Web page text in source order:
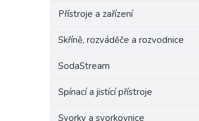
Přístroje a zařízení
Skříně, rozváděče a rozvodnice
SodaStream
Spínací a jistící přístroje
Svorky a svorkovnice